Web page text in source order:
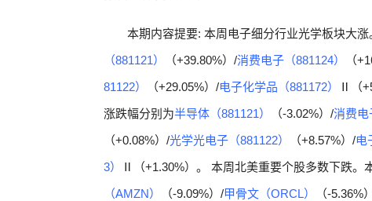
本期内容提要: 本周电子细分行业光学板块大
（881121）
（+39.80%）/消费电子（881124） （
81122）
（+29.05%）/电子化学品（881172） Ⅱ（
涨跌幅分别为半导体（881121） （-3.02%）/消费电
（+0.08%）/光学光电子（881122） （+8.57%）/电
3）
Ⅱ（+1.30%）。 本周北美重要个股多数下跌。
（AMZN）
（-9.09%）/甲骨文（ORCL） （-5.36%